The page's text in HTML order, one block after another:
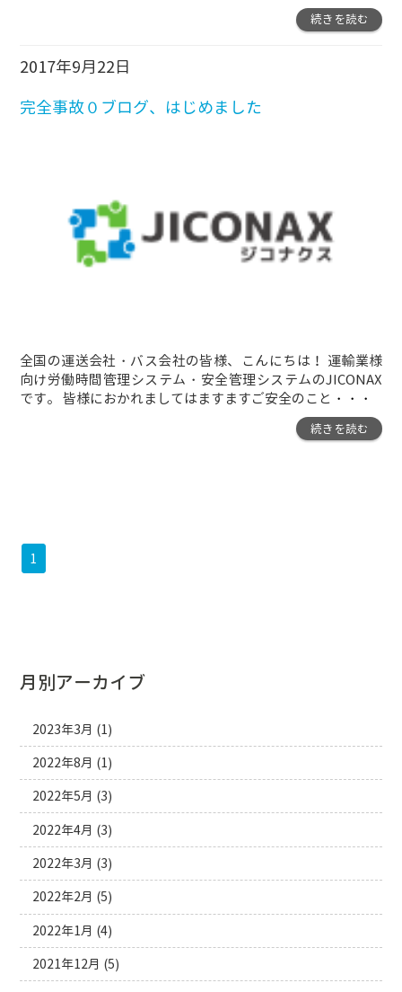
続きを読む
2017年9月22日
完全事故０ブログ、はじめました
全国の運送会社・バス会社の皆様、こんにちは！ 運輸業様
向け労働時間管理システム・安全管理システムのJICONAX
です。 皆様におかれましてはますますご安全のこと ・・・
続きを読む
1
月別アーカイブ
2023年3月 (1)
2022年8月 (1)
2022年5月 (3)
2022年4月 (3)
2022年3月 (3)
2022年2月 (5)
2022年1月 (4)
2021年12月 (5)